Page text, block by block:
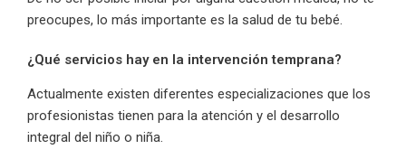
preocupes, lo más importante es la salud de tu bebé.
¿Qué servicios hay en la intervención temprana?
Actualmente existen diferentes especializaciones que los
profesionistas tienen para la atención y el desarrollo
integral del niño o niña.